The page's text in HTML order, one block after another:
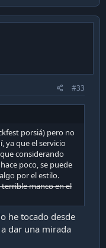
#33
porsiá) pero no
ya que el servicio
considerando
poco, se puede
por el estilo.
manco en el
he tocado desde
dar una mirada